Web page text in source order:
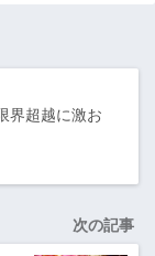
界超越に激お
次の記事